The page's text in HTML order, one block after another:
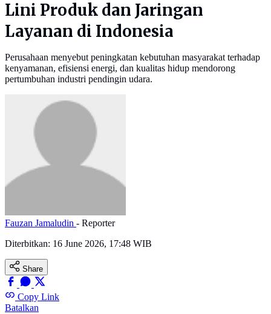
Lini Produk dan Jaringan
Layanan di Indonesia
Perusahaan menyebut peningkatan kebutuhan masyarakat terhadap
kenyamanan, efisiensi energi, dan kualitas hidup mendorong
pertumbuhan industri pendingin udara.
Fauzan Jamaludin - Reporter
Diterbitkan: 16 June 2026, 17:48 WIB
Share
Copy Link
Batalkan